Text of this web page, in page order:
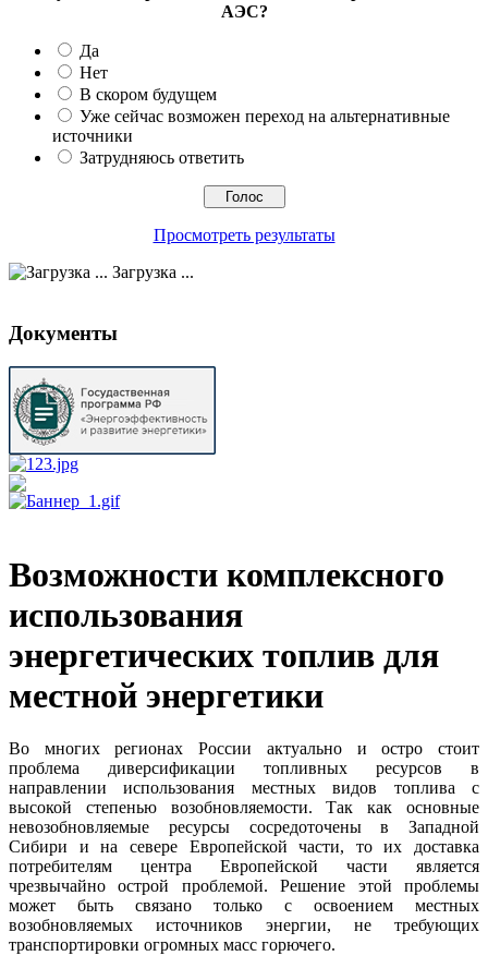
АЭС?
Да
Нет
В скором будущем
Уже сейчас возможен переход на альтернативные
источники
Затрудняюсь ответить
Просмотреть результаты
Загрузка ...
Документы
Возможности комплексного
использования
энергетических топлив для
местной энергетики
Во многих регионах России актуально и остро стоит
проблема диверсификации топливных ресурсов в
направлении использования местных видов топлива с
высокой степенью возобновляемости. Так как основные
невозобновляемые ресурсы сосредоточены в Западной
Сибири и на севере Европейской части, то их доставка
потребителям центра Европейской части является
чрезвычайно острой проблемой. Решение этой проблемы
может быть связано только с освоением местных
возобновляемых источников энергии, не требующих
транспортировки огромных масс горючего.